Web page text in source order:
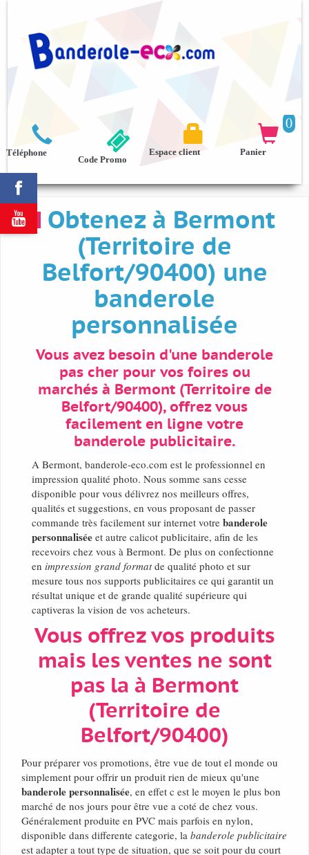



Téléphone
0

Panier

Espace client
Code Promo
Obtenez à Bermont
(Territoire de
Belfort/90400) une
banderole
personnalisée
Vous avez besoin d'une banderole
pas cher pour vos foires ou
marchés à Bermont (Territoire de
Belfort/90400), offrez vous
facilement en ligne votre
banderole publicitaire.
A Bermont, banderole-eco.com est le professionnel en
impression qualité photo. Nous somme sans cesse
disponible pour vous délivrez nos meilleurs offres,
qualités et suggestions, en vous proposant de passer
commande très facilement sur internet votre banderole
personnalisée et autre calicot publicitaire, afin de les
recevoirs chez vous à Bermont. De plus on confectionne
en impression grand formatde qualité photo et sur
mesure tous nos supports publicitaires ce qui garantit un
résultat unique et de grande qualité supérieure qui
captiveras la vision de vos acheteurs.
Vous offrez vos produits
mais les ventes ne sont
pas la à Bermont
(Territoire de
Belfort/90400)
Pour préparer vos promotions, être vue de tout el monde ou
simplement pour offrir un produit rien de mieux qu'une
banderole personnalisée, en effet c est le moyen le plus bon
marché de nos jours pour être vue a coté de chez vous.
Généralement produite en PVC mais parfois en nylon,
disponible dans differente categorie, la banderole publicitaire
est adapter a tout type de situation, que se soit pour du court